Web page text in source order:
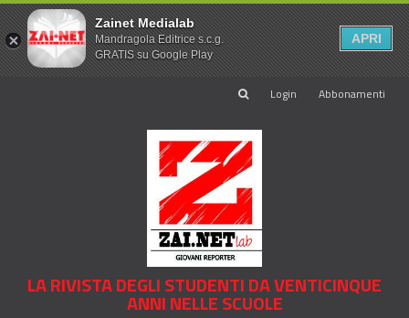
Login Abbonamenti
LA RIVISTA DEGLI STUDENTI DA VENTICINQUE
ANNI NELLE SCUOLE
Zainet Medialab
Mandragola Editrice s.c.g.
GRATIS su Google Play
APRI